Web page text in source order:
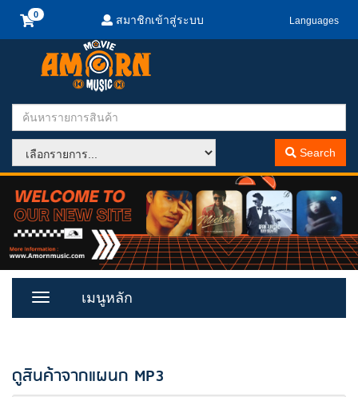
สมาชิกเข้าสู่ระบบ Languages
Search
Toggle
เมนูหลัก
ดูสินค้าจากแผนก MP3